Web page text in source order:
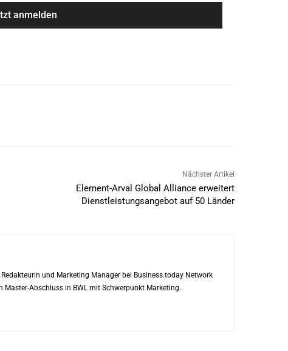
Nächster Artikel
Element-Arval Global Alliance erweitert
Dienstleistungsangebot auf 50 Länder
und Marketing Manager bei Business.today Network
Master-Abschluss in BWL mit Schwerpunkt Marketing.